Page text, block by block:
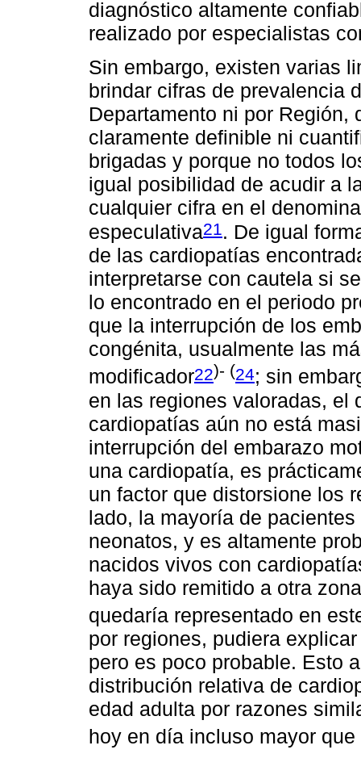
diagnóstico altamente
realizado por especialistas
Sin embargo, existen varias
brindar cifras de prevalencia
Departamento ni por
claramente definible ni
brigadas y porque no todos
igual posibilidad de acudir a
cualquier cifra en el
especulativa21. De igual
de las cardiopatías
interpretarse con cautela si
lo encontrado en el periodo
que la interrupción de los
congénita, usualmente las
modificador22)- (24; sin
en las regiones valoradas, el
cardiopatías aún no está
interrupción del embarazo
una cardiopatía, es
un factor que distorsione los
lado, la mayoría de
neonatos, y es altamente
nacidos vivos con
haya sido remitido a otra
quedaría representado en
por regiones, pudiera
pero es poco probable. Esto
distribución relativa de
edad adulta por razones
hoy en día incluso mayor